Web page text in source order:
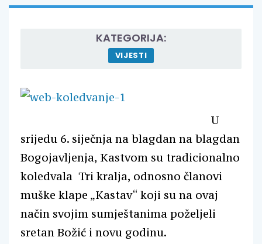
KATEGORIJA:
VIJESTI
U
srijedu 6. siječnja na blagdan na blagdan
Bogojavljenja, Kastvom su tradicionalno
koledvala Tri kralja, odnosno članovi
muške klape „Kastav“ koji su na ovaj
način svojim sumještanima poželjeli
sretan Božić i novu godinu.